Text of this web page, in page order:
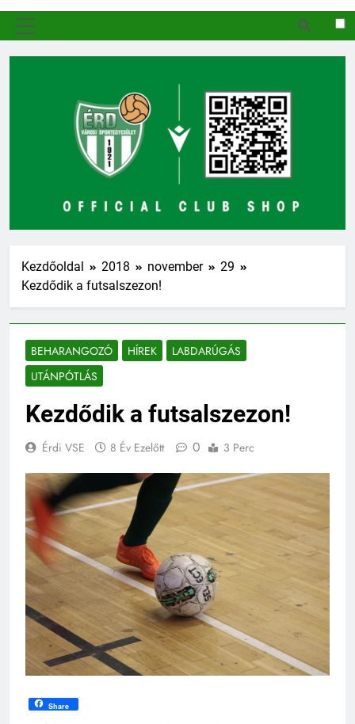
Kezdőoldal 2018 november
29
Kezdődik a futsalszezon!
BEHARANGOZÓ HÍREK
LABDARÚGÁS
UTÁNPÓTLÁS
Kezdődik a futsalszezon!
Érdi VSE 8 Év Ezelőtt 0 3 Perc
Share